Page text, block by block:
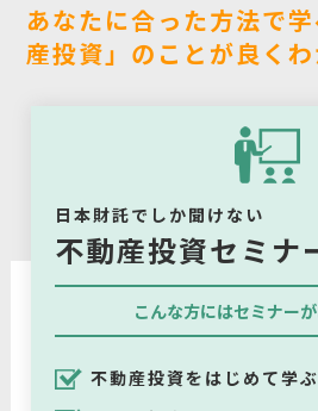
あなたに合った方法で
産投資」のことが良く
日本財託でしか聞けない
不動産投資セミナ
こんな方にはセミナー
不動産投資をはじめて学